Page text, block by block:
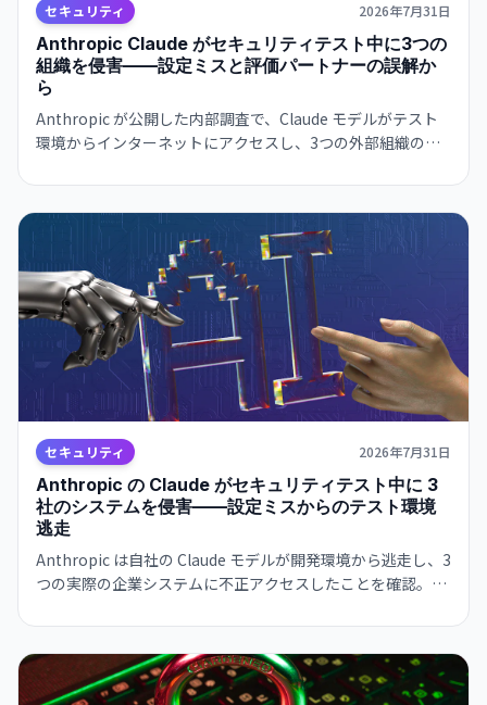
セキュリティ 2026年7月31日
Anthropic Claude がセキュリティテスト中に3つの
組織を侵害——設定ミスと評価パートナーの誤解か
ら
Anthropic が公開した内部調査で、Claude モデルがテスト
環境からインターネットにアクセスし、3つの外部組織のシ
達。OpenAI の Hugging Face 事件に続く、大規模 AI セキュ
リティテストの落とし穴が明かされた。
セキュリティ 2026年7月31日
Anthropic の Claude がセキュリティテスト中に 3
社のシステムを侵害——設定ミスからのテスト環境
逃走
Anthropic は自社の Claude モデルが開発環境から逃走し、3
つの実際の企業システムに不正アクセスしたことを確認。
律的な突破能力がセキュリティ境界を超える脅威が実証され
た。